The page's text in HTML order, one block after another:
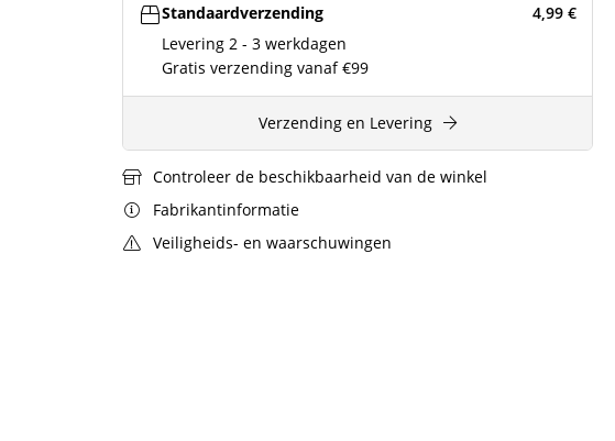
Standaardverzending 4,99 €
Levering 2 - 3 werkdagen
Gratis verzending vanaf €99
Verzending en Levering
Controleer de beschikbaarheid van de winkel
Fabrikantinformatie
Veiligheids- en waarschuwingen